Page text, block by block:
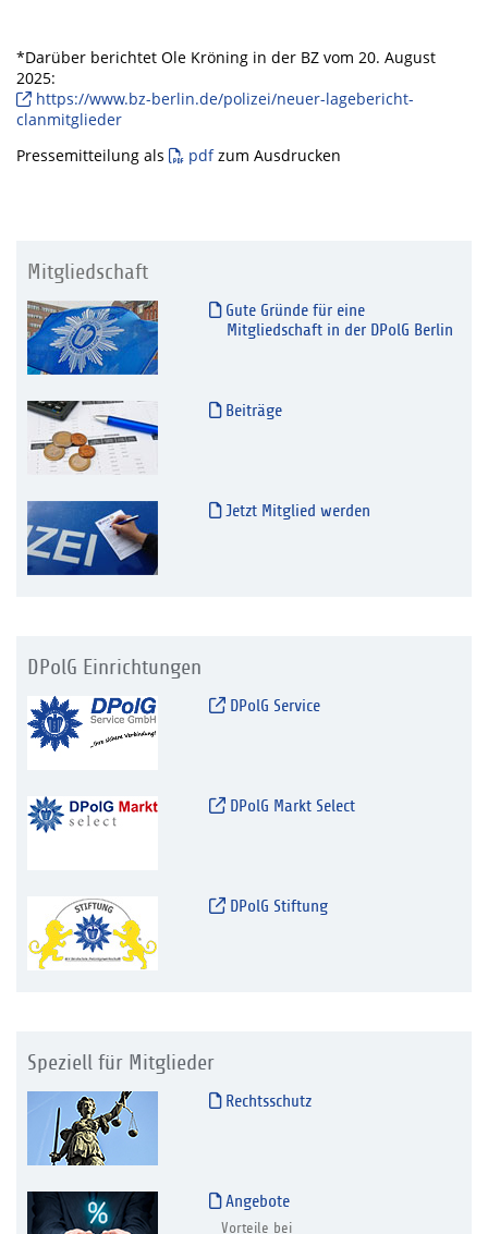
*Darüber berichtet Ole Kröning in der BZ vom 20. August
2025:
https://www.bz-berlin.de/polizei/neuer-lagebericht-
clanmitglieder
Pressemitteilung als
pdfzum Ausdrucken
Mitgliedschaft
Gute Gründe für eine
Mitgliedschaft in der DPolG Berlin
Beiträge
Jetzt Mitglied werden
DPolG Einrichtungen
DPolG Service
DPolG Markt Select
DPolG Stiftung
Speziell für Mitglieder
Rechtsschutz
Angebote
Vorteile bei